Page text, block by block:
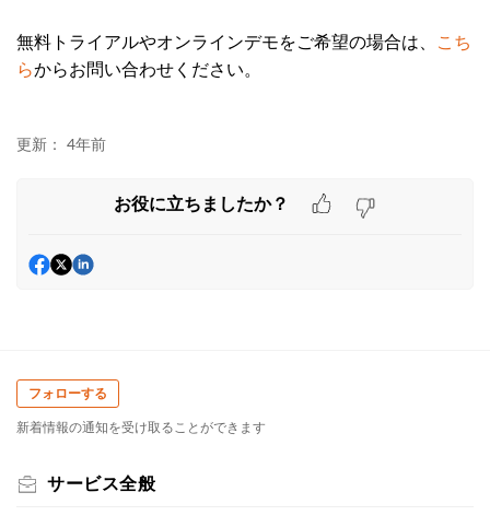
無料トライアルやオンラインデモをご希望の場合は、 こち
らからお問い合わせください。
更新： 4年前
お役に立ちましたか？
フォローする
新着情報の通知を受け取ることができます
サービス全般